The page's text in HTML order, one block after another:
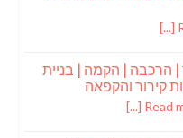
| הרכבה | הקמה | בניית
קירור והקפאה
Read